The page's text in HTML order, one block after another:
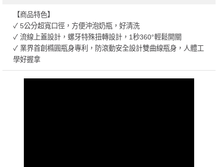
【商品特色】
✓ 5公分超寬口徑，方便沖泡奶瓶，好清洗
✓ 流線上蓋設計，螺牙特殊扭轉設計，1秒360°輕鬆開關
✓ 業界首創橢圓瓶身專利，防滾動安全設計雙曲線瓶身，人體工
學好握拿